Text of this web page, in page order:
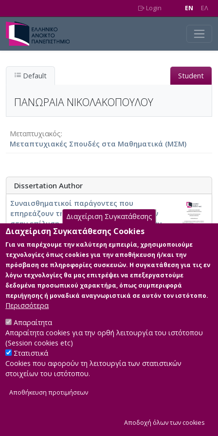
Login EN EΛ
Default Student
ΠΑΝΩΡΑΙΑ ΝΙΚΟΛΑΚΟΠΟΥΛΟΥ
Μεταπτυχιακός
Μεταπτυχιακές Σπουδές στα Μαθηματικά (ΜΣΜ)
Dissertation Author
Συναισθηματικοί παράγοντες που
επηρεάζουν την ικανότητα των μαθητών
στην επίλυση μαθηματικών προβλημάτων
κατά την μετάβαση από το Δημοτικό στο
Γυμνάσιο και από το Γυμνάσιο στο Λύκειο.
Developed byINTEROPTICS
Διαχείριση Συγκατάθεσης
Διαχείριση Συγκατάθεσης Cookies
Για να παρέχουμε την καλύτερη εμπειρία, χρησιμοποιούμε
τεχνολογίες όπως cookies για την αποθήκευση ή/και την
πρόσβαση σε πληροφορίες συσκευών. Η συγκατάθεση για τις εν
λόγω τεχνολογίες θα μας επιτρέψει να επεξεργαστούμε
δεδομένα προσωπικού χαρακτήρα, όπως συμπεριφορά
περιήγησης ή μοναδικά αναγνωριστικά σε αυτόν τον ιστότοπο.
Περισσότερα
Απαραίτητα
Απαραίτητα cookies για την ορθή λειτουργία του ιστότοπου
(Session cookies etc)
Στατιστικά
Cookies που αφορούν τη λειτουργία των στατιστικών
στοιχείων του ιστότοπου.
Αποθήκευση προτιμήσεων
Αποδοχή όλων των cookies